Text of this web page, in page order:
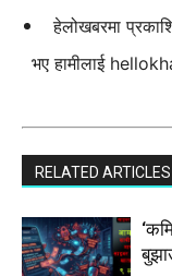
हेलोखबरमा
भए हामीलाई
RELATED ARTICLES